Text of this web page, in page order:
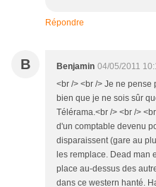
Répondre
B Benjamin 04/05/2011
<br /> <br /> Je ne pense
bien que je ne sois sûr
Télérama.<br /> <br />
d'un comptable devenu
disparaissent (gare au
les remplace. Dead man
place au-dessus des
dans ce western hanté.